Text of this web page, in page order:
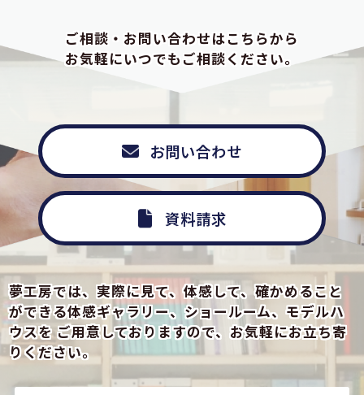
ご相談・お問い合わせはこちらから
お気軽にいつでもご相談ください。
お問い合わせ
資料請求
夢工房では、実際に見て、体感して、確かめること
ができる体感ギャラリー、ショールーム、モデルハ
ウスをご用意しておりますので、お気軽にお立ち寄
りください。